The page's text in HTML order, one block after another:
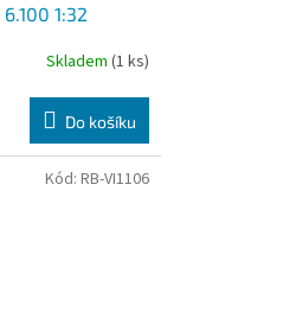
R
M
A
1:32
Skladem (1 ks)
Do košíku
Kód: RB-VI1106